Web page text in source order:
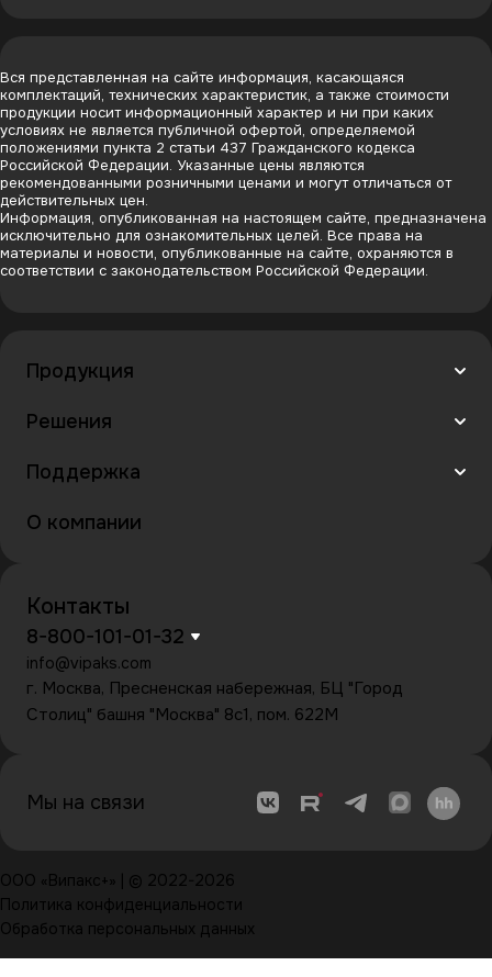
Вся представленная на сайте информация, касающаяся
комплектаций, технических характеристик, а также стоимости
продукции носит информационный характер и ни при каких
условиях не является публичной офертой, определяемой
положениями пункта 2 статьи 437 Гражданского кодекса
Российской Федерации. Указанные цены являются
рекомендованными розничными ценами и могут отличаться от
действительных цен.
Информация, опубликованная на настоящем сайте, предназначена
исключительно для ознакомительных целей. Все права на
материалы и новости, опубликованные на сайте, охраняются в
соответствии с законодательством Российской Федерации.
Продукция
Решения
Поддержка
О компании
Контакты
8-800-101-01-32
info@vipaks.com
г. Москва, Пресненская набережная, БЦ "Город
Столиц" башня "Москва" 8с1, пом. 622М
Мы на связи
ООО «Випакс+» | © 2022-2026
Политика конфиденциальности
Обработка персональных данных